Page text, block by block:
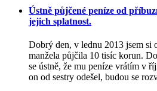
Ústně půjčené peníze od
jejich splatnost.
Dobrý den, v lednu 2013 jsem si
manžela půjčila 10 tisíc korun.
se ústně, že mu peníze vrátím v
on od sestry odešel, budou se